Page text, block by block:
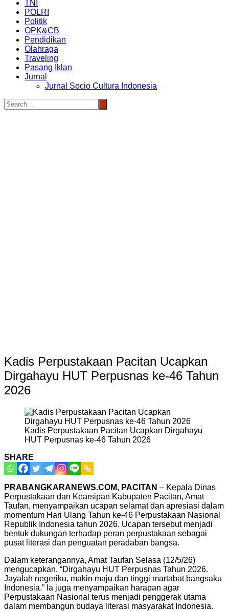
TNI
POLRI
Politik
OPK&CB
Pendidikan
Olahraga
Traveling
Pasang Iklan
Jurnal
Jurnal Socio Cultura Indonesia
Kadis Perpustakaan Pacitan Ucapkan
Dirgahayu HUT Perpusnas ke-46 Tahun
2026
Kadis Perpustakaan Pacitan Ucapkan Dirgahayu
HUT Perpusnas ke-46 Tahun 2026
SHARE
PRABANGKARANEWS.COM, PACITAN – Kepala Dinas
Perpustakaan dan Kearsipan Kabupaten Pacitan, Amat
Taufan, menyampaikan ucapan selamat dan apresiasi dalam
momentum Hari Ulang Tahun ke-46 Perpustakaan Nasional
Republik Indonesia tahun 2026. Ucapan tersebut menjadi
bentuk dukungan terhadap peran perpustakaan sebagai
pusat literasi dan penguatan peradaban bangsa.
Dalam keterangannya, Amat Taufan Selasa (12/5/26)
mengucapkan, “Dirgahayu HUT Perpusnas Tahun 2026.
Jayalah negeriku, makin maju dan tinggi martabat bangsaku
Indonesia.” Ia juga menyampaikan harapan agar
Perpustakaan Nasional terus menjadi penggerak utama
dalam membangun budaya literasi masyarakat Indonesia.